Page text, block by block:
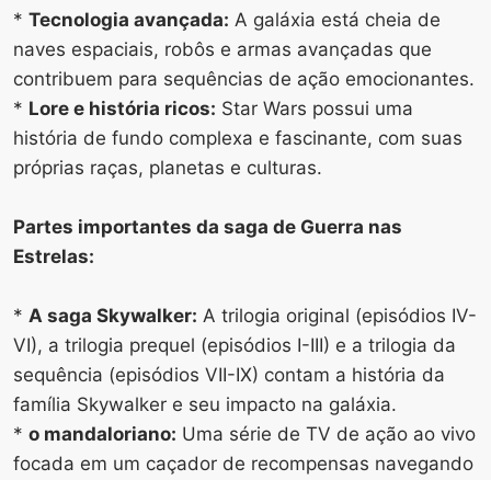
* Tecnologia avançada: A galáxia está cheia de
naves espaciais, robôs e armas avançadas que
contribuem para sequências de ação emocionantes.
* Lore e história ricos: Star Wars possui uma
história de fundo complexa e fascinante, com suas
próprias raças, planetas e culturas.
Partes importantes da saga de Guerra nas
Estrelas:
* A saga Skywalker: A trilogia original (episódios IV-
VI), a trilogia prequel (episódios I-III) e a trilogia da
sequência (episódios VII-IX) contam a história da
família Skywalker e seu impacto na galáxia.
* o mandaloriano: Uma série de TV de ação ao vivo
focada em um caçador de recompensas navegando